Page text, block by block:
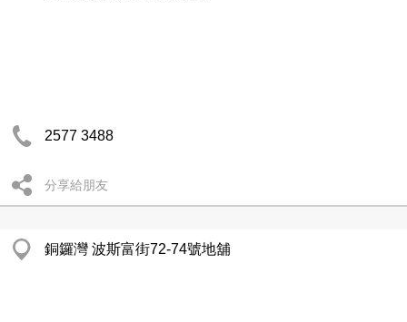
2577 3488
分享給朋友
銅鑼灣 波斯富街72-74號地舖